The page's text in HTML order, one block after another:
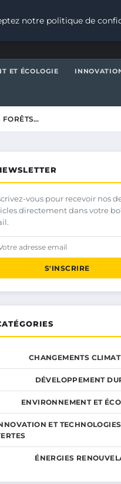
ET ÉCOLOGIE
FORÊTS…
vous pour recevoir nos
directement dans votre
S'INSCRIRE
CHANGEMENTS
DÉVELOPPEMENT
ENVIRONNEMENT ET
ET TECHNOLOGIES
ÉNERGIES
notre politique de